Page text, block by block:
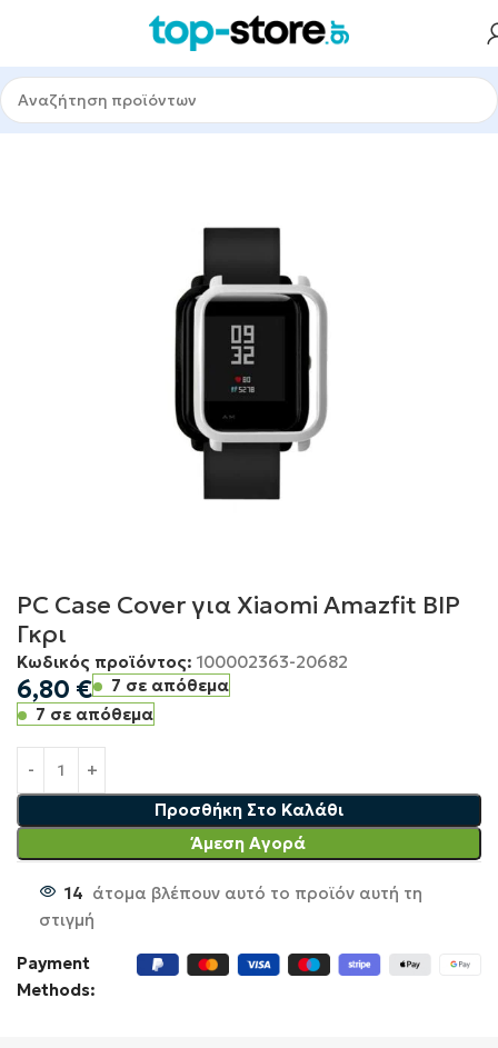
Αρχική σελίδα
PC Case Cover για Xiaomi Amazfit BIP
Γκρι
Κωδικός προϊόντος: 100002363-20682
6,80 €
7 σε απόθεμα
7 σε απόθεμα
Προσθήκη Στο Καλάθι
Άμεση Αγορά
14 άτομα βλέπουν αυτό το προϊόν αυτή τη
στιγμή
Payment
Methods: